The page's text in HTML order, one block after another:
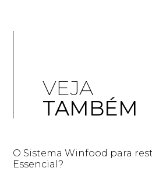
VEJA
TAMBÉM
O Sistema Winfood para
Essencial?